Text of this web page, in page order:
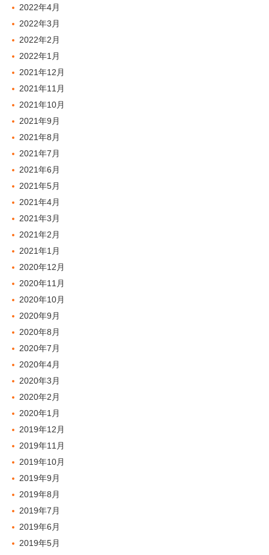
2022年4月
2022年3月
2022年2月
2022年1月
2021年12月
2021年11月
2021年10月
2021年9月
2021年8月
2021年7月
2021年6月
2021年5月
2021年4月
2021年3月
2021年2月
2021年1月
2020年12月
2020年11月
2020年10月
2020年9月
2020年8月
2020年7月
2020年4月
2020年3月
2020年2月
2020年1月
2019年12月
2019年11月
2019年10月
2019年9月
2019年8月
2019年7月
2019年6月
2019年5月